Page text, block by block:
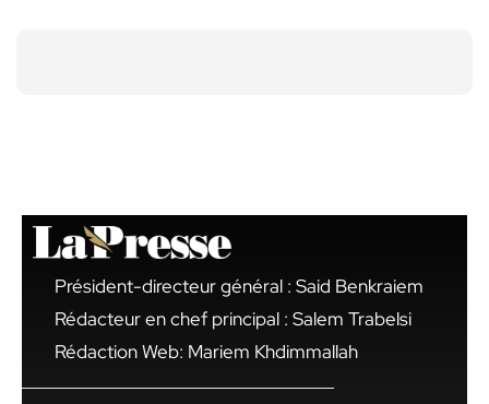
Président-directeur général : Said Benkraiem
Rédacteur en chef principal : Salem Trabelsi
Rédaction Web: Mariem Khdimmallah